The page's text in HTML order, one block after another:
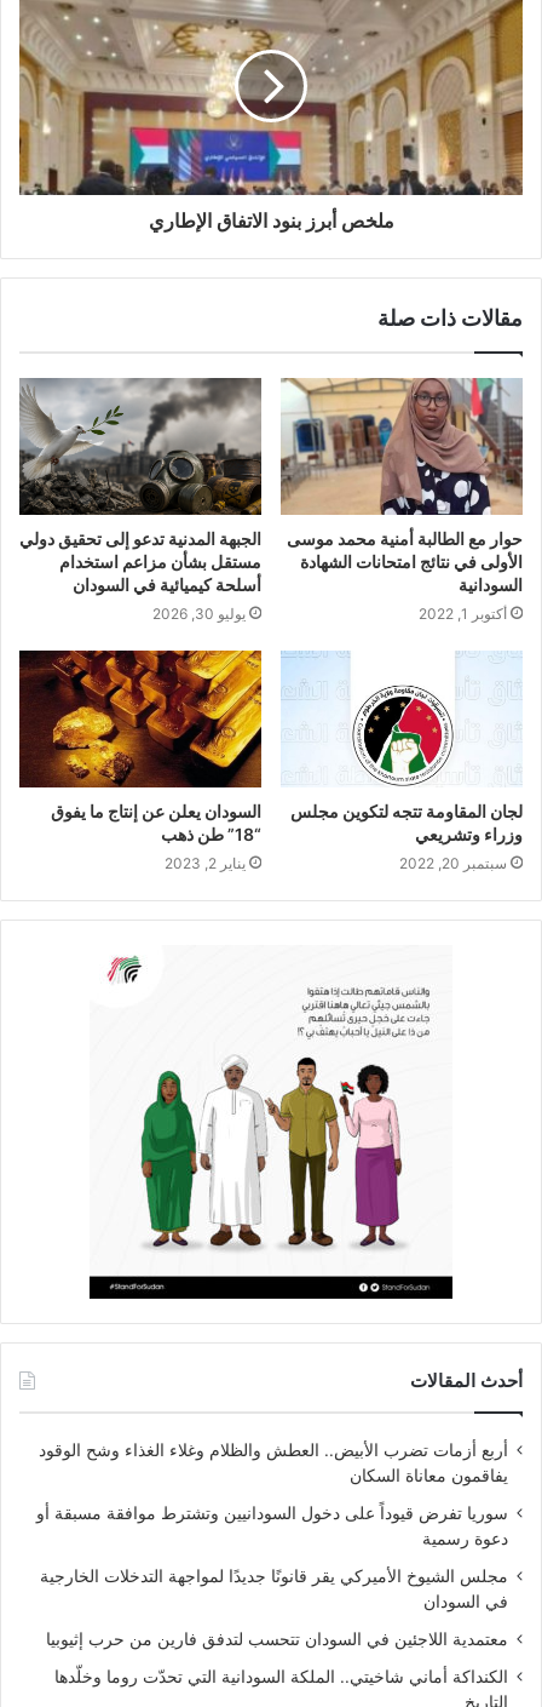
ملخص أبرز بنود الاتفاق الإطاري
مقالات ذات صلة
حوار مع الطالبة أمنية محمد موسى
الأولى في نتائج امتحانات الشهادة
السودانية
أكتوبر 1, 2022
الجبهة المدنية تدعو إلى تحقيق دولي
مستقل بشأن مزاعم استخدام
أسلحة كيميائية في السودان
يوليو 30, 2026
لجان المقاومة تتجه لتكوين مجلس
وزراء وتشريعي
سبتمبر 20, 2022
السودان يعلن عن إنتاج ما يفوق
“18” طن ذهب
يناير 2, 2023
أحدث المقالات
أربع أزمات تضرب الأبيض.. العطش والظلام وغلاء الغذاء وشح الوقود
يفاقمون معاناة السكان
سوريا تفرض قيوداً على دخول السودانيين وتشترط موافقة مسبقة أو
دعوة رسمية
مجلس الشيوخ الأميركي يقر قانونًا جديدًا لمواجهة التدخلات الخارجية
في السودان
معتمدية اللاجئين في السودان تتحسب لتدفق فارين من حرب إثيوبيا
الكنداكة أماني شاخيتي.. الملكة السودانية التي تحدّت روما وخلّدها
التاريخ